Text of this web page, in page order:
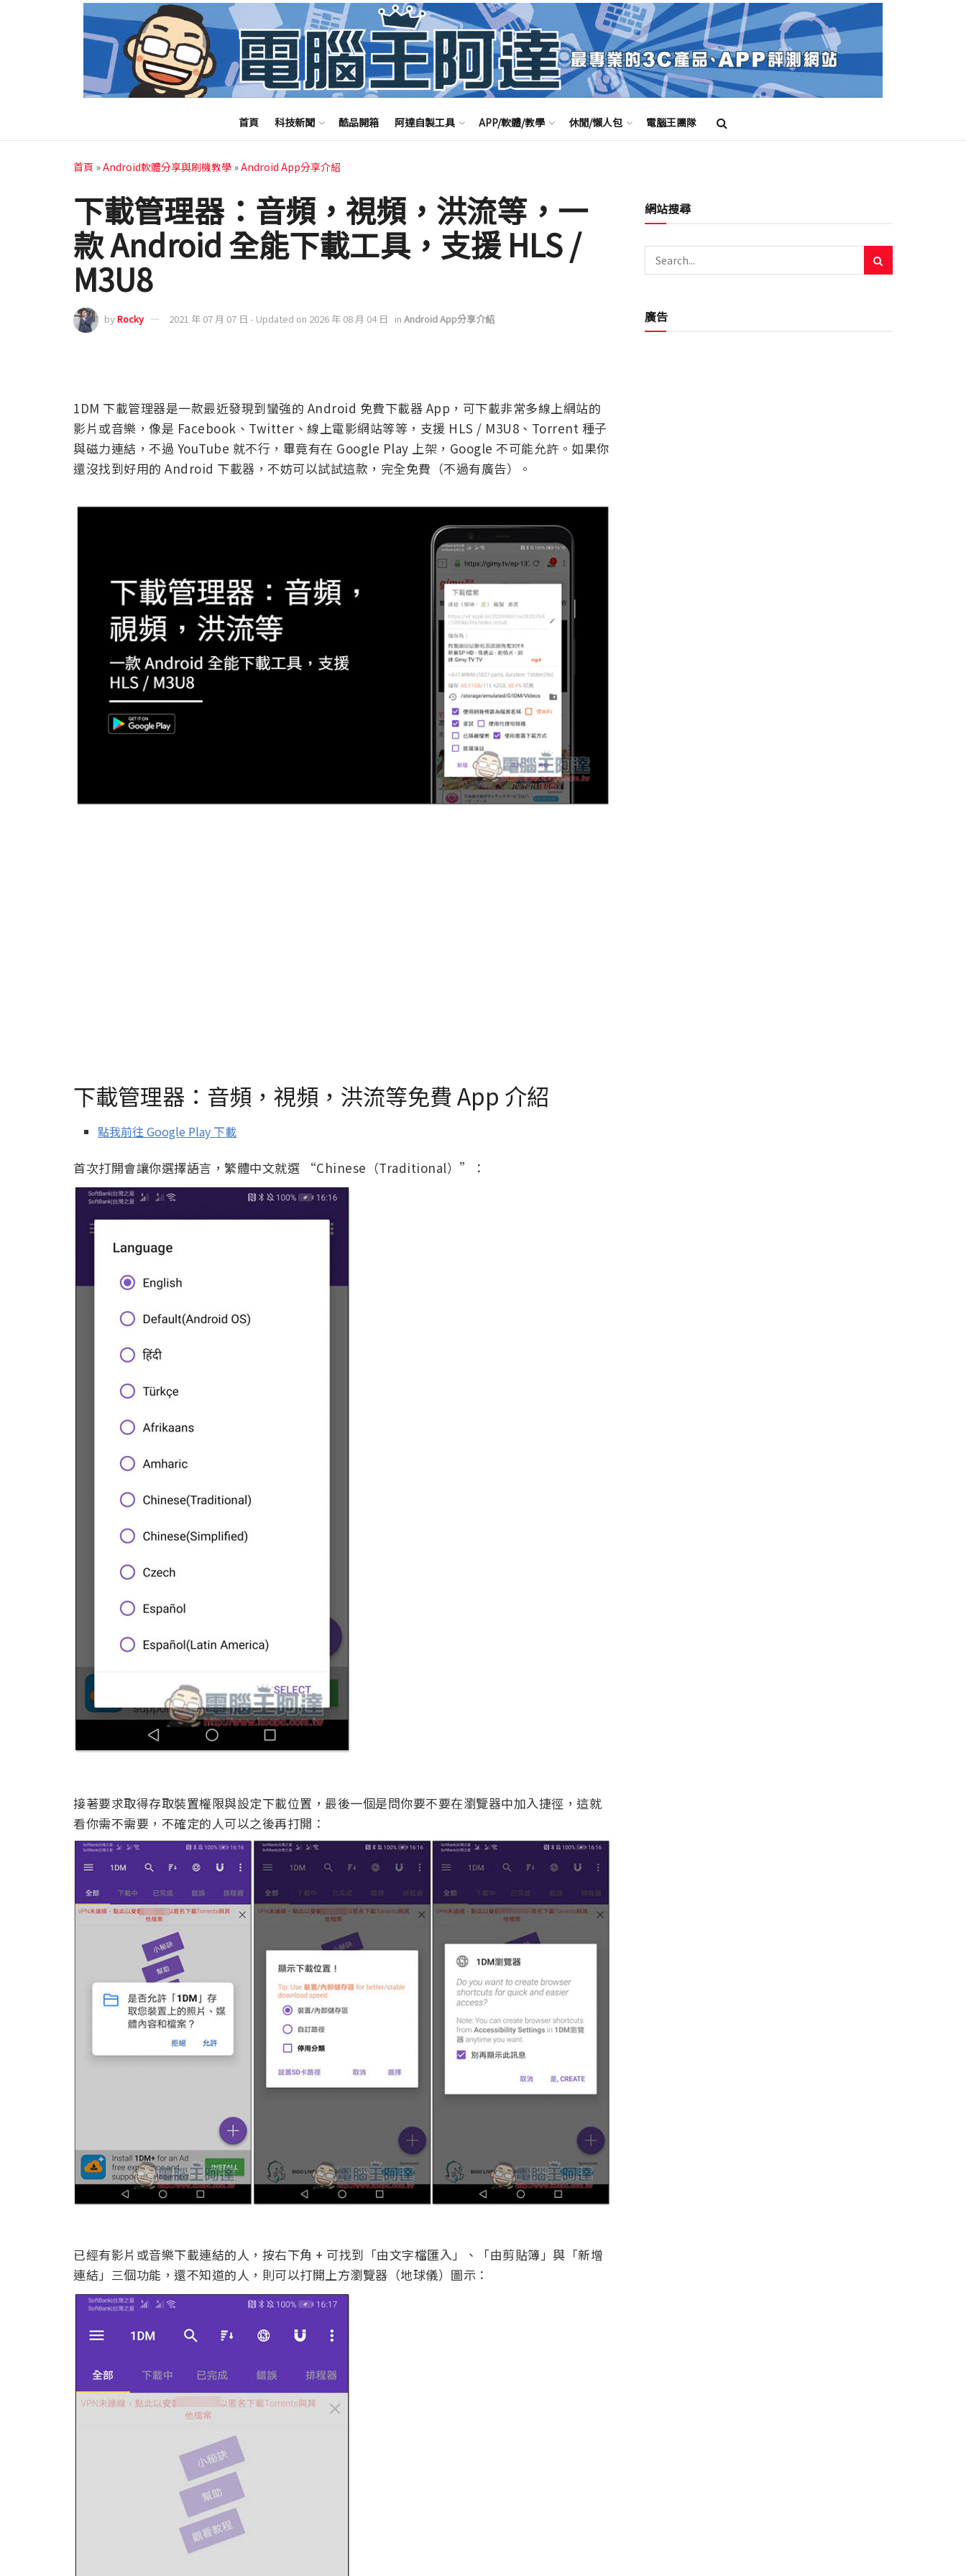
首頁 科技新聞 酷品開箱 阿達自製工具 APP/軟體/教學 休閒/懶人包 電腦王團隊
首頁 »Android軟體分享與刷機教學 »Android App分享介紹
下載管理器：音頻，視頻，洪流等，一
款 Android 全能下載工具，支援 HLS /
M3U8
byRocky 2021 年 07 月 07 日 - Updated on 2026 年 08 月 04 日 in Android App分享介紹
1DM 下載管理器是一款最近發現到蠻強的 Android 免費下載器 App，可下載非常多線上網站的
影片或音樂，像是 Facebook、Twitter、線上電影網站等等，支援 HLS / M3U8、Torrent 種子
與磁力連結，不過 YouTube 就不行，畢竟有在 Google Play 上架，Google 不可能允許。如果你
還沒找到好用的 Android 下載器，不妨可以試試這款，完全免費（不過有廣告）。
下載管理器：音頻，視頻，洪流等免費 App 介紹
點我前往 Google Play 下載
首次打開會讓你選擇語言，繁體中文就選 “Chinese（Traditional）”：
接著要求取得存取裝置權限與設定下載位置，最後一個是問你要不要在瀏覽器中加入捷徑，這就
看你需不需要，不確定的人可以之後再打開：
已經有影片或音樂下載連結的人，按右下角 + 可找到「由文字檔匯入」、「由剪貼簿」與「新增
連結」三個功能，還不知道的人，則可以打開上方瀏覽器（地球儀）圖示：
網站搜尋
廣告